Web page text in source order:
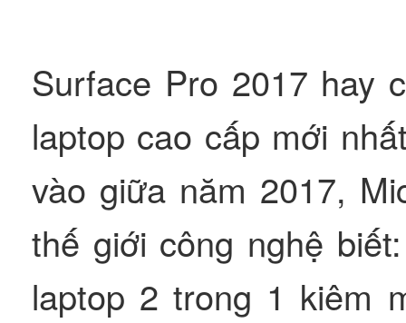
Surface Pro 2017 hay
laptop cao cấp mới
vào giữa năm 2017,
thế giới công nghệ
laptop 2 trong 1 kiêm